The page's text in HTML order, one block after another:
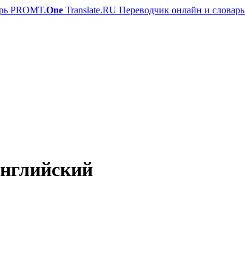
PROMT.One Translate.RU Переводчик онлайн и словарь